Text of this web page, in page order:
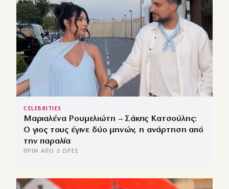
CELEBRITIES
Μαριαλένα Ρουμελιώτη – Σάκης Κατσούλης:
Ο γιος τους έγινε δύο μηνών, η ανάρτηση από
την παραλία
ΠΡΙΝ ΑΠΌ 2 ΏΡΕΣ